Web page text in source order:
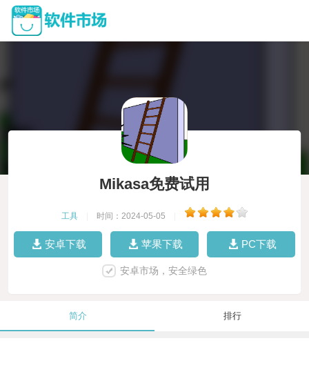
Mikasa免费试用
工具 时间：2024-05-05
安卓下载 苹果下载 PC下载
安卓市场，安全绿色
简介 排行